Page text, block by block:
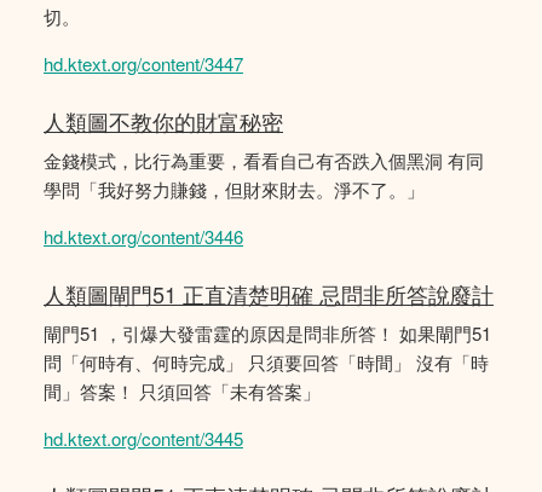
切。
hd.ktext.org/content/3447
人類圖不教你的財富秘密
金錢模式，比行為重要，看看自己有否跌入個黑洞 有同
學問「我好努力賺錢，但財來財去。淨不了。」
hd.ktext.org/content/3446
人類圖閘門51 正直清楚明確 忌問非所答說廢計
閘門51 ，引爆大發雷霆的原因是問非所答！ 如果閘門51
問「何時有、何時完成」 只須要回答「時間」 沒有「時
間」答案！ 只須回答「未有答案」
hd.ktext.org/content/3445